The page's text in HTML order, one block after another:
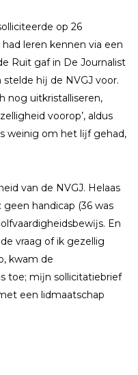
op 26
leren kennen via een
Ruit gaf in De Journalist
hĳ de NVGJ voor.
nog uitkristalliseren,
voorop’, aldus
weinig om het lĳf gehad,
van de NVGJ. Helaas
handicap (36 was
En
vraag of ik gezellig
kwam de
toe; mĳn sollicitatiebrief
een lidmaatschap